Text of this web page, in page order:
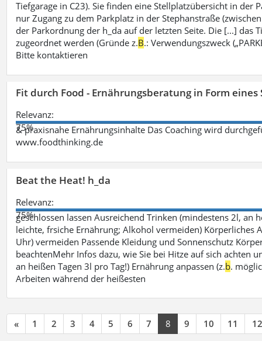
Tiefgarage in C23). Sie finden eine Stellplatzübersicht in
nur Zugang zu dem Parkplatz in der Stephanstraße
der Parkordnung der h_da auf der letzten Seite. Die [...]
zugeordnet werden (Gründe z.B.: Verwendungszweck
Bitte kontaktieren
Fit durch Food - Ernährungsberatung in Form eines
Relevanz:
75%
& praxisnahe Ernährungsinhalte Das Coaching wird
www.foodthinking.de
Beat the Heat! h_da
Relevanz:
75%
geschlossen lassen Ausreichend Trinken (mindestens 2l, an
leichte, frsiche Ernährung; Alkohol vermeiden) Körperliches
Uhr) vermeiden Passende Kleidung und Sonnenschutz
beachtenMehr Infos dazu, wie Sie bei Hitze auf sich achten
an heißen Tagen 3l pro Tag!) Ernährung anpassen (z.b.
Arbeiten während der heißesten
« 1 2 3 4 5 6 7 8 9 10 11 12